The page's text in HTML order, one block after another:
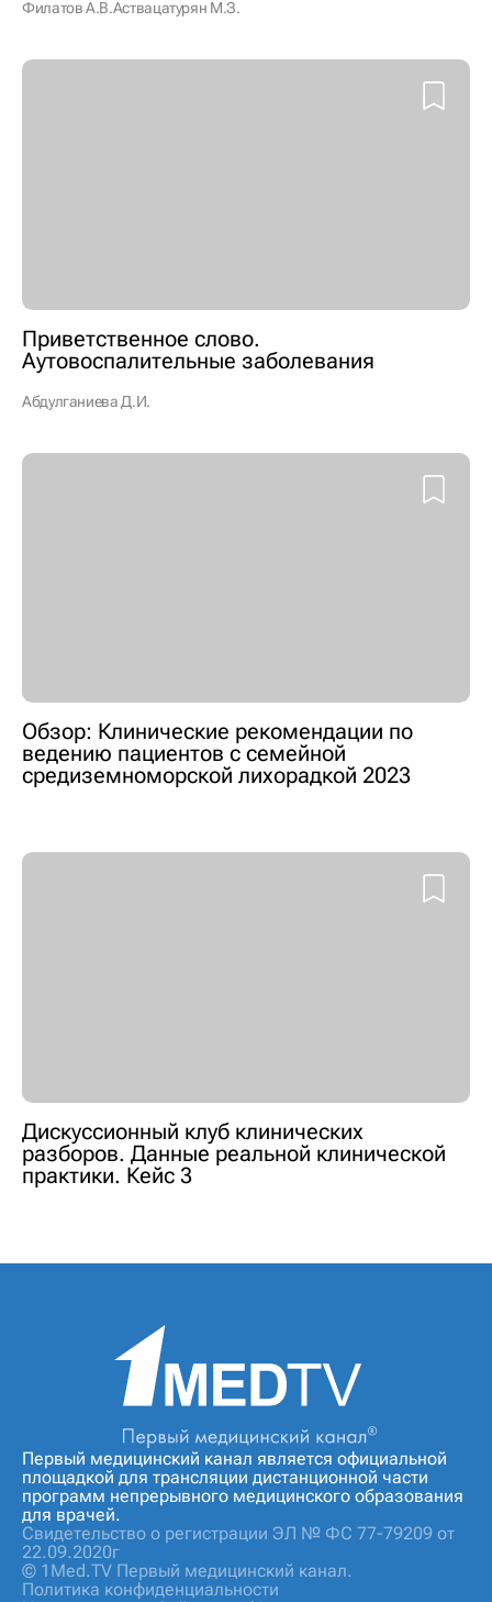
Филатов А.В.Аствацатурян М.З.
Приветственное слово.
Аутовоспалительные заболевания
Абдулганиева Д.И.
Обзор: Клинические рекомендации по
ведению пациентов с семейной
средиземноморской лихорадкой 2023
Дискуссионный клуб клинических
разборов. Данные реальной клинической
практики. Кейс 3
Первый медицинский канал является официальной
площадкой для трансляции дистанционной части
программ непрерывного медицинского образования
для врачей.
Свидетельство о регистрации ЭЛ № ФС 77-79209 от
22.09.2020г
© 1Med.TV Первый медицинский канал.
Политика конфиденциальности